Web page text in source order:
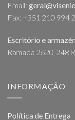
Email:
Fax: +351 210 994
Escritório e
Ramada 2620-248
INFORMAÇÃO
Política de Entrega